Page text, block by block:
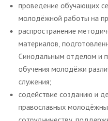
проведение обучающих
молодёжной работы на
распространение
материалов,
Синодальным отделом и
обучения молодёжи
служения;
содействие созданию и
православных